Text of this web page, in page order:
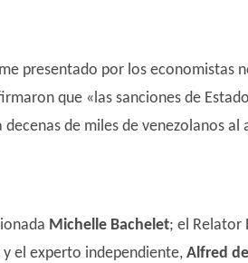
presentado por los economistas
que «las sanciones de
de miles de venezolanos al
Michelle Bachelet; el Relator
y el experto independiente, Alfred